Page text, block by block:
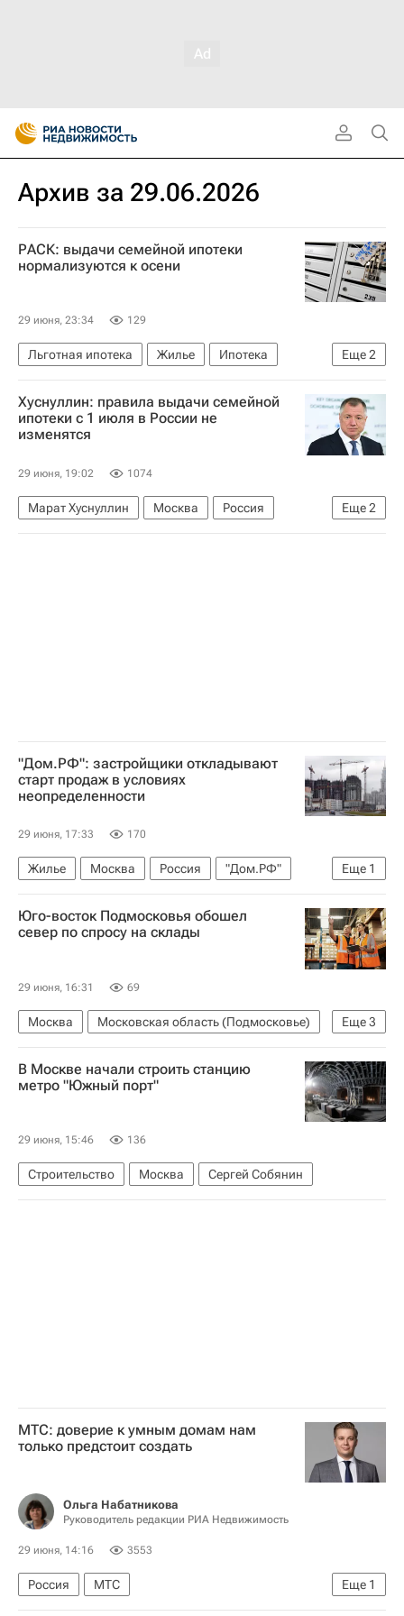
Архив за 29.06.2026
РАСК: выдачи семейной ипотеки
нормализуются к осени
29 июня, 23:34 129
Еще2
Льготная ипотека Жилье
Ипотека
Новостройки
Рейтинговое агентство строительного комплекса (РАСК)
Хуснуллин: правила выдачи семейной
ипотеки с 1 июля в России не
изменятся
29 июня, 19:02 1074
Еще2
Марат Хуснуллин Москва
Россия
Жилье
семейная ипотека
"Дом.РФ": застройщики откладывают
старт продаж в условиях
неопределенности
29 июня, 17:33 170
Еще 1
Жилье Москва Россия
"Дом.РФ"
Строительство
Юго-восток Подмосковья обошел
север по спросу на склады
29 июня, 16:31 69
Еще3
Москва
Московская область (Подмосковье)
Россия
Склады
Коммерческая недвижимость
В Москве начали строить станцию
метро "Южный порт"
29 июня, 15:46 136
Строительство Москва Сергей Собянин
МТС: доверие к умным домам нам
только предстоит создать
Ольга Набатникова
Руководитель редакции РИА Недвижимость
29 июня, 14:16 3553
Еще 1
Россия
МТС
Интервью – РИА Недвижимость